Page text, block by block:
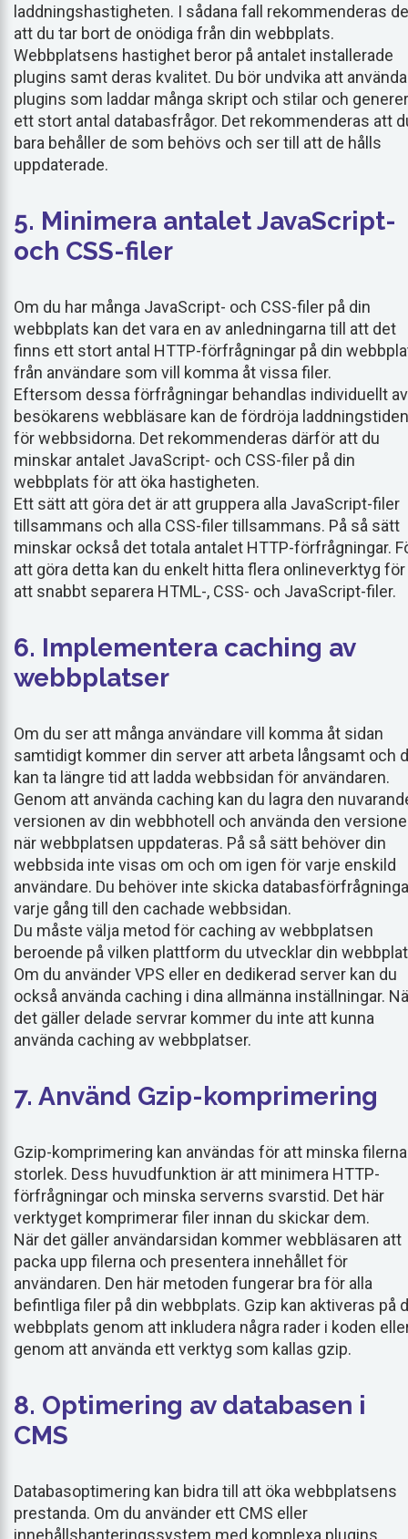
laddningshastigheten. I sådana fall rekommenderas
att du tar bort de onödiga från din webbplats.
Webbplatsens hastighet beror på antalet installerade
plugins samt deras kvalitet. Du bör undvika att använda
plugins som laddar många skript och stilar och
ett stort antal databasfrågor. Det rekommenderas att
bara behåller de som behövs och ser till att de hålls
uppdaterade.
5. Minimera antalet JavaScript-
och CSS-filer
Om du har många JavaScript- och CSS-filer på din
webbplats kan det vara en av anledningarna till att det
finns ett stort antal HTTP-förfrågningar på din
från användare som vill komma åt vissa filer.
Eftersom dessa förfrågningar behandlas individuellt av
besökarens webbläsare kan de fördröja laddningstiden
för webbsidorna. Det rekommenderas därför att du
minskar antalet JavaScript- och CSS-filer på din
webbplats för att öka hastigheten.
Ett sätt att göra det är att gruppera alla JavaScript-filer
tillsammans och alla CSS-filer tillsammans. På så sätt
minskar också det totala antalet HTTP-förfrågningar.
att göra detta kan du enkelt hitta flera onlineverktyg för
att snabbt separera HTML-, CSS- och JavaScript-filer.
6. Implementera caching av
webbplatser
Om du ser att många användare vill komma åt sidan
samtidigt kommer din server att arbeta långsamt och
kan ta längre tid att ladda webbsidan för användaren.
Genom att använda caching kan du lagra den
versionen av din webbhotell och använda den
när webbplatsen uppdateras. På så sätt behöver din
webbsida inte visas om och om igen för varje enskild
användare. Du behöver inte skicka
varje gång till den cachade webbsidan.
Du måste välja metod för caching av webbplatsen
beroende på vilken plattform du utvecklar din
Om du använder VPS eller en dedikerad server kan du
också använda caching i dina allmänna inställningar.
det gäller delade servrar kommer du inte att kunna
använda caching av webbplatser.
7. Använd Gzip-komprimering
Gzip-komprimering kan användas för att minska
storlek. Dess huvudfunktion är att minimera HTTP-
förfrågningar och minska serverns svarstid. Det här
verktyget komprimerar filer innan du skickar dem.
När det gäller användarsidan kommer webbläsaren att
packa upp filerna och presentera innehållet för
användaren. Den här metoden fungerar bra för alla
befintliga filer på din webbplats. Gzip kan aktiveras på
webbplats genom att inkludera några rader i koden
genom att använda ett verktyg som kallas gzip.
8. Optimering av databasen i
CMS
Databasoptimering kan bidra till att öka webbplatsens
prestanda. Om du använder ett CMS eller
innehållshanteringssystem med komplexa plugins